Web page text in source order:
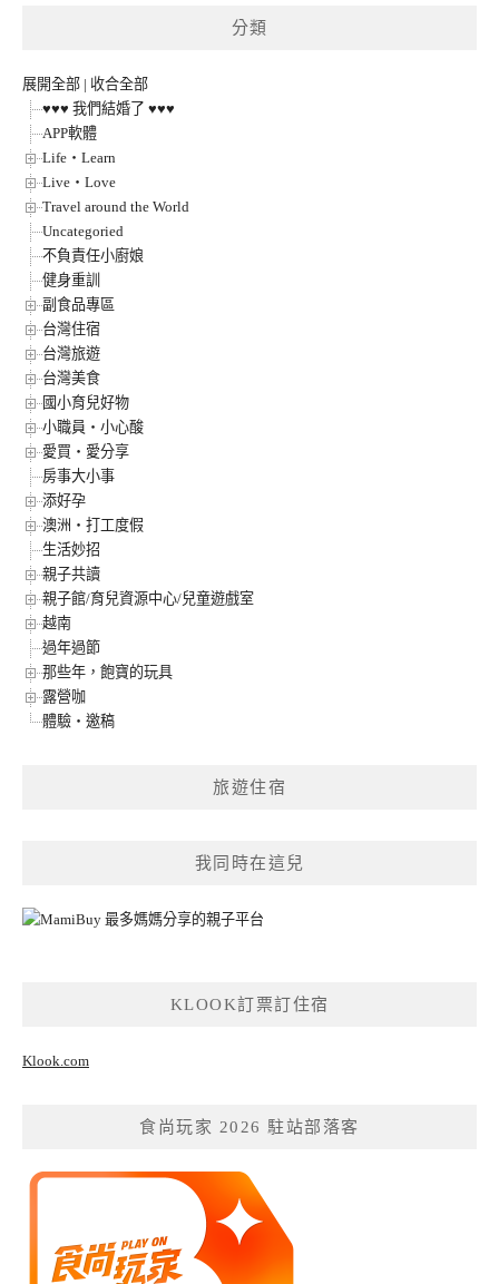
分類
展開全部 | 收合全部
♥♥♥ 我們結婚了 ♥♥♥
APP軟體
Life‧Learn
Live‧Love
Travel around the World
Uncategoried
不負責任小廚娘
健身重訓
副食品專區
台灣住宿
台灣旅遊
台灣美食
國小育兒好物
小職員‧小心酸
愛買‧愛分享
房事大小事
添好孕
澳洲‧打工度假
生活妙招
親子共讀
親子館/育兒資源中心/兒童遊戲室
越南
過年過節
那些年，飽寶的玩具
露營咖
體驗‧邀稿
旅遊住宿
我同時在這兒
KLOOK訂票訂住宿
Klook.com
食尚玩家 2026 駐站部落客